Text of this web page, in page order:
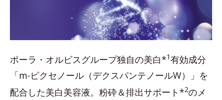
ポーラ・オルビスグループ独自の美白*1有効成分
「m-ピクセノール（デクスパンテノールW）」を
配合した美白美容液。粉砕＆排出サポート*2のメ